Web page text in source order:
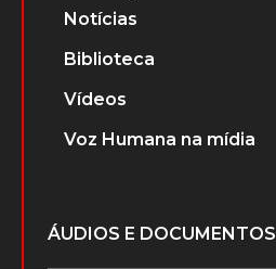
Notícias
Biblioteca
Vídeos
Voz Humana na mídia
ÁUDIOS E DOCUMENTOS